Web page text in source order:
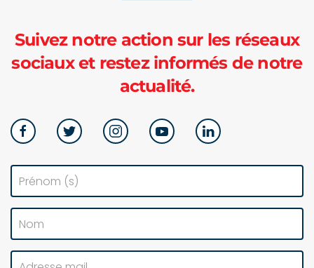
Suivez notre action sur les réseaux
sociaux et restez informés de notre
actualité.